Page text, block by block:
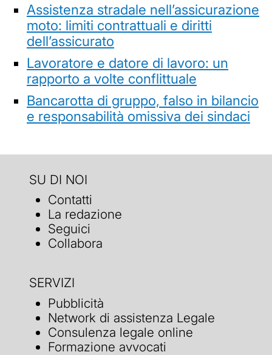
Assistenza stradale nell’assicurazione
moto: limiti contrattuali e diritti
dell’assicurato
Lavoratore e datore di lavoro: un
rapporto a volte conflittuale
Bancarotta di gruppo, falso in bilancio
e responsabilità omissiva dei sindaci
SU DI NOI
Contatti
La redazione
Seguici
Collabora
SERVIZI
Pubblicità
Network di assistenza Legale
Consulenza legale online
Formazione avvocati